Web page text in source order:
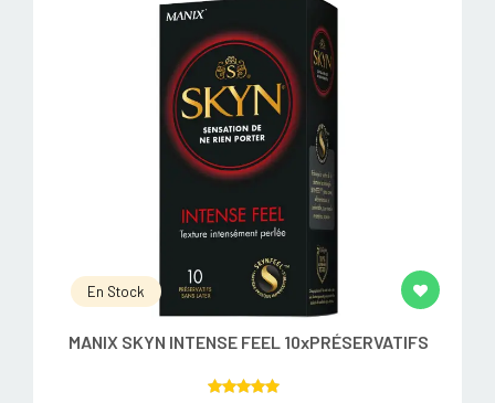
En Stock
MANIX SKYN INTENSE FEEL 10xPRÉSERVATIFS